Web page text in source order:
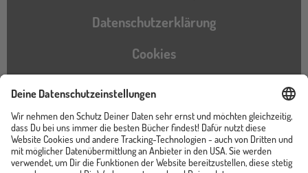
Datenschutzerklärung
Cookies
Barrierefreiheitserklärung
Instagram
TikTokPinterestYouTubeFacebook